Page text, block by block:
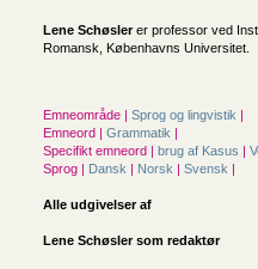
Lene Schøslerer professor ved
Romansk, Københavns Universitet.
Emneområde | Sprog og lingvistik |
Emneord | Grammatik |
Specifikt emneord | brug af Kasus |
Sprog | Dansk | Norsk | Svensk |
Alle udgivelser af
Lene Schøsler som redaktør